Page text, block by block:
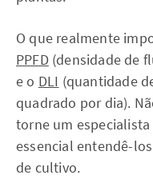
O que realmente
PPFD (densidade de
e o DLI (quantidade
quadrado por dia).
torne um
essencial entendê-
de cultivo.